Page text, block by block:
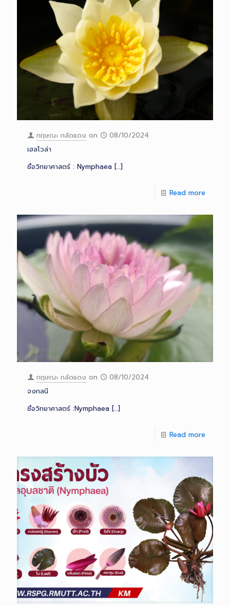
กฤษณะ กลัดแดง on
08/10/2024
เฮลโวล่า
ชื่อวิทยาศาสตร์ : Nymphaea […]
Read more
กฤษณะ กลัดแดง on
08/10/2024
จงกลนี
ชื่อวิทยาศาสตร์ :Nymphaea […]
Read more